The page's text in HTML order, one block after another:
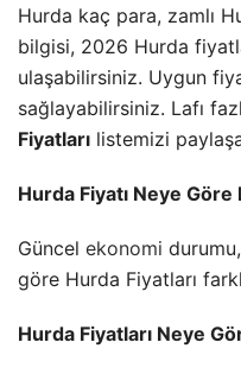
Hurda kaç para, zamlı
bilgisi, 2026 Hurda
ulaşabilirsiniz. Uygun
sağlayabilirsiniz. Lafı
Fiyatları listemizi
Hurda Fiyatı Neye
Güncel ekonomi
göre Hurda Fiyatları
Hurda Fiyatları Neye